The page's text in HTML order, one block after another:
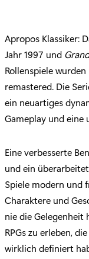
Apropos Klassiker:
Jahr 1997 und
Rollenspiele
remastered. Die
ein neuartiges
Gameplay und eine
Eine verbesserte
und ein
Spiele modern und
Charaktere und
nie die Gelegenheit
RPGs zu erleben,
wirklich definiert